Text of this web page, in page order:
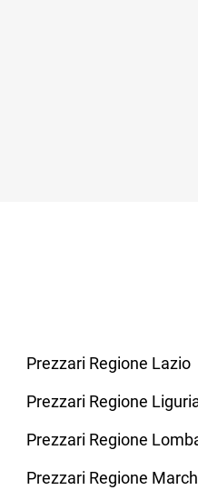
Prezzari Regione Lazio
Prezzari Regione
Prezzari Regione
Prezzari Regione